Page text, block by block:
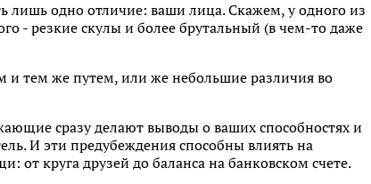
лишь одно отличие: ваши лица. Скажем, у одного из
- резкие скулы и более брутальный (в чем-то даже
и тем же путем, или же небольшие различия во
сразу делают выводы о ваших способностях и
И эти предубеждения способны влиять на
круга друзей до баланса на банковском счете.